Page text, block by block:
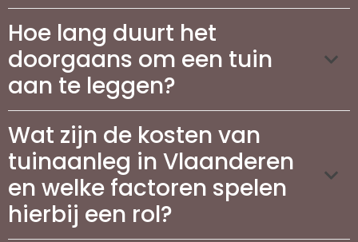
Hoe lang duurt het
doorgaans om een tuin
aan te leggen?
Wat zijn de kosten van
tuinaanleg in Vlaanderen
en welke factoren spelen
hierbij een rol?